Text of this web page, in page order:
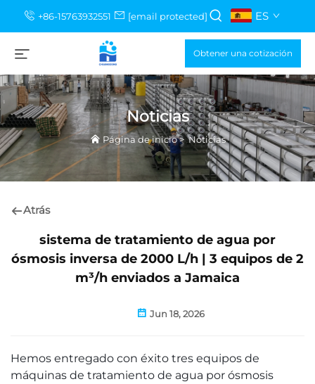
+86-15763932551 [email protected] ES
Obtener una cotización
Noticias
Página de inicio>Noticias
Atrás
sistema de tratamiento de agua por
ósmosis inversa de 2000 L/h | 3 equipos de 2
m³/h enviados a Jamaica
Jun 18, 2026
Hemos entregado con éxito tres equipos de
máquinas de tratamiento de agua por ósmosis